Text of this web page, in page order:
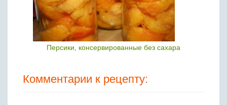
Персики, консервированные без сахара
Комментарии к рецепту: